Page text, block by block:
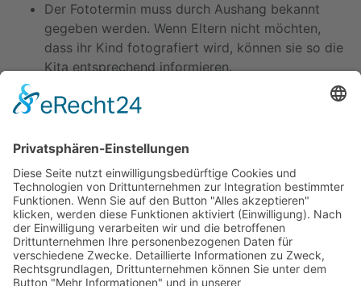
Der Fototermin muss durch Aushang bekannt
gegeben werden. Wenn Eltern nicht möchten,
dass ihr Kind fotografiert wird, können sie so die
Kita entsprechend informieren.
Wenn der Fotograf eine Onlineplattform nutzt, ist
sicherzustellen, dass Eltern nur mit Zugangsdaten
Kitas
Übersicht
Über uns
Struktur
Team
Suche nach neuen Fachkräften